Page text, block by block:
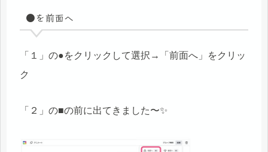
●を前面へ
「１」の●をクリックして選択→「前面へ」をクリッ
ク
「２」の■の前に出てきました〜✨